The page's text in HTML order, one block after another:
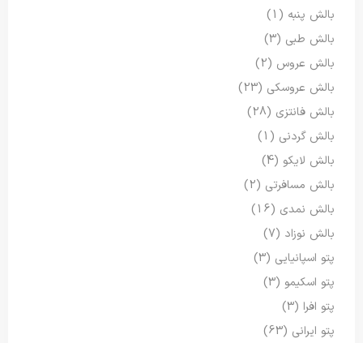
بالش پنبه (1)
بالش طبی (3)
بالش عروس (2)
بالش عروسکی (23)
بالش فانتزی (28)
بالش گردنی (1)
بالش لایکو (4)
بالش مسافرتی (2)
بالش نمدی (16)
بالش نوزاد (7)
پتو اسپانیایی (3)
پتو اسکیمو (3)
پتو افرا (3)
پتو ایرانی (63)